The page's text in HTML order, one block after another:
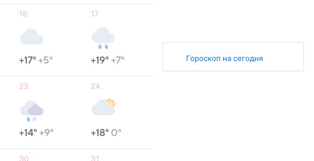
16
+17°+5°
17
+19°+7°
23
+14°+9°
24
+18° 0°
30 31
Гороскоп на сегодня